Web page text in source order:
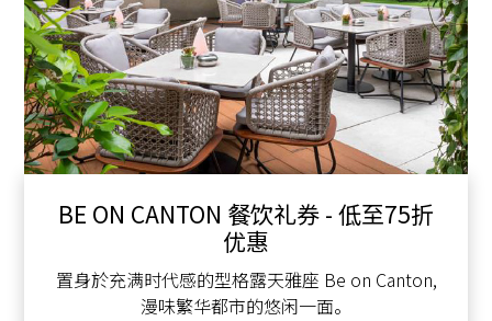
BE ON CANTON 餐饮礼券 - 低至75折
优惠
置身於充满时代感的型格露天雅座 Be on Canton,
漫味繁华都市的悠闲一面。